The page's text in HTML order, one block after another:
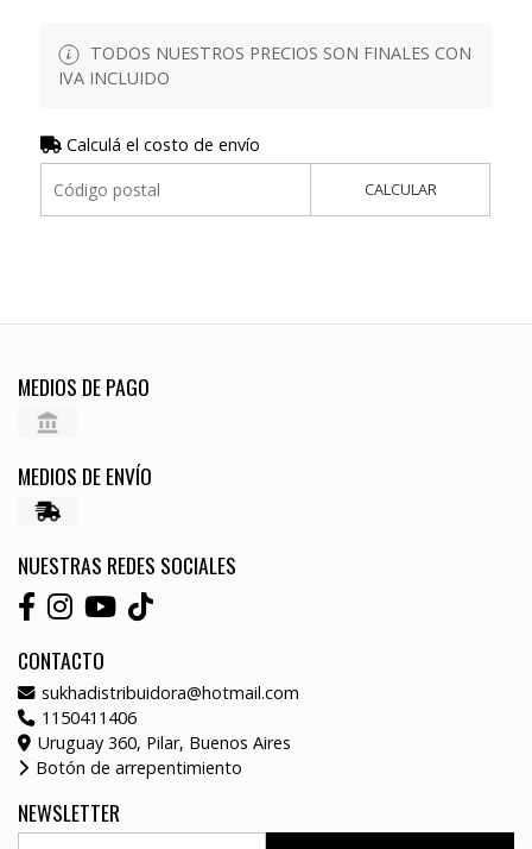
TODOS NUESTROS PRECIOS SON FINALES CON
IVA INCLUIDO
Calculá el costo de envío
CALCULAR
MEDIOS DE PAGO
MEDIOS DE ENVÍO
NUESTRAS REDES SOCIALES
CONTACTO
sukhadistribuidora@hotmail.com
1150411406
Uruguay 360, Pilar, Buenos Aires
Botón de arrepentimiento
NEWSLETTER